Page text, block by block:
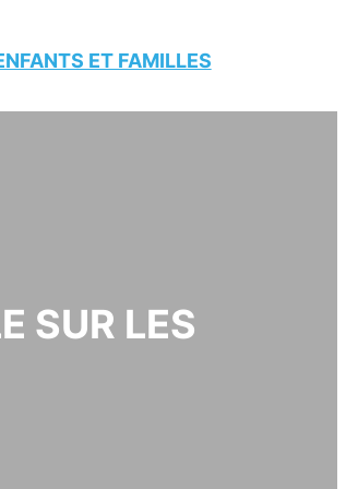
ET FAMILLES
SUR LES